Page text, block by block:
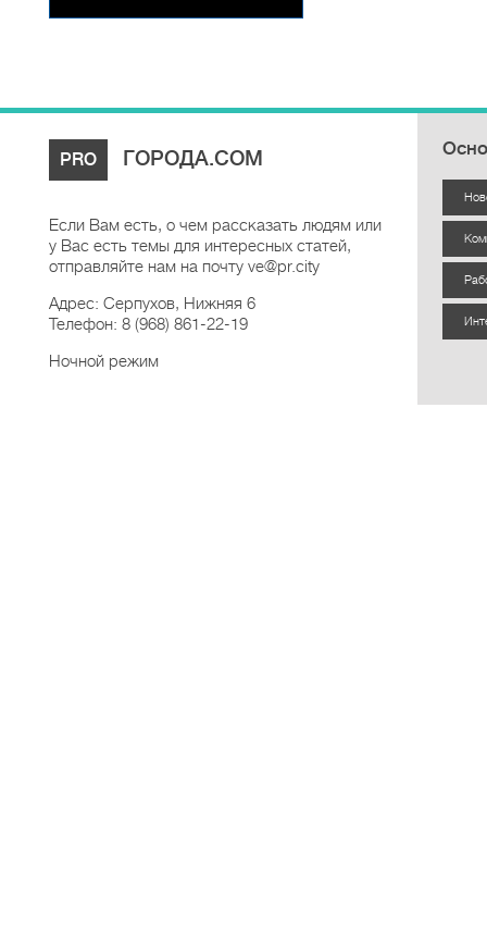
PRO ГОРОДА.COM
Если Вам есть, о чем рассказать людям или
у Вас есть темы для интересных статей,
отправляйте нам на почту ve@pr.city
Адрес: Серпухов, Нижняя 6
Телефон: 8 (968) 861-22-19
Ночной режим